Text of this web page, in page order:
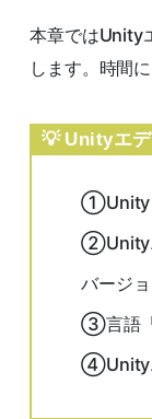
本章ではUnity
します。時間
Unityエ
①Unity
②Unity
バージ
③言語「
④Unity